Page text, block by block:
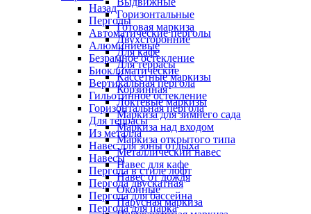
Горизонтальные
Готовая маркиза
Двухсторонние
Для кафе
Для террасы
Кассетные маркизы
Корзинная
Локтевые маркизы
Маркиза для зимнего сада
Маркиза над входом
Маркиза открытого типа
Металлический навес
Навес для кафе
Навес от дождя
Оконные
Парусная маркиза
Назад
Перголы
Автоматические перголы
Алюминиевые
Безрамное остекление
Биоклиматические
Вертикальная пергола
Гильотинное остекление
Горизонтальная пергола
Для террасы
Из металла
Навес для зоны отдыха
Навесы
Пергола в стиле лофт
Пергола двускатная
Пергола для бассейна
Пергола для парка